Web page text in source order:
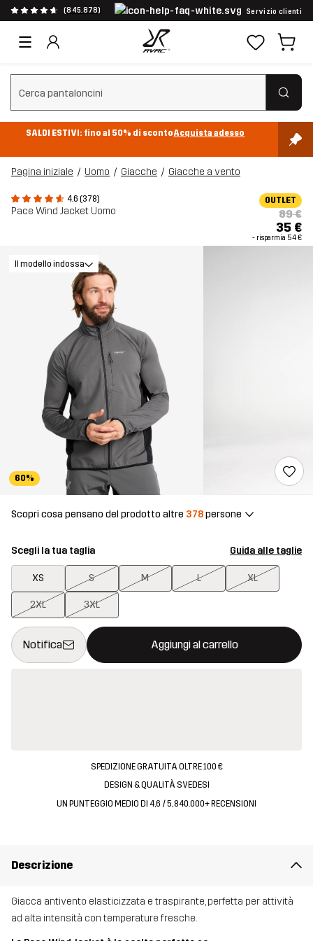
(845.878) Servizio clienti
Cancella ricerca
SALDI ESTIVI: fino al 50% di scontoAcquista adesso
Pagina iniziale Uomo Giacche Giacche a vento
4.6 (378)
Pace Wind Jacket Uomo
OUTLET
89 €
35 €
- risparmia 54 €
60%
Il modello indossa
Scopri cosa pensano del prodotto altre 378persone
Scegli la tua taglia Guida alle taglie
XS S M L XL
2XL 3XL
Notifica Aggiungi al carrello
Questo tasto aprirà una finestra modale per confermare un
{{size}} non disponibile
SPEDIZIONE GRATUITA OLTRE 100 €
DESIGN & QUALITÀ SVEDESI
UN PUNTEGGIO MEDIO DI 4,6 / 5, 840.000+ RECENSIONI
Descrizione
Giacca antivento elasticizzata e traspirante, perfetta per attività
ad alta intensità con temperature fresche.